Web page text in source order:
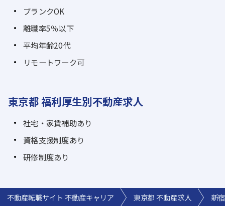
ブランクOK
離職率5％以下
平均年齢20代
リモートワーク可
東京都 福利厚生別不動産求人
社宅・家賃補助あり
資格支援制度あり
研修制度あり
不動産転職サイト 不動産キャリア 東京都 不動産求人 新